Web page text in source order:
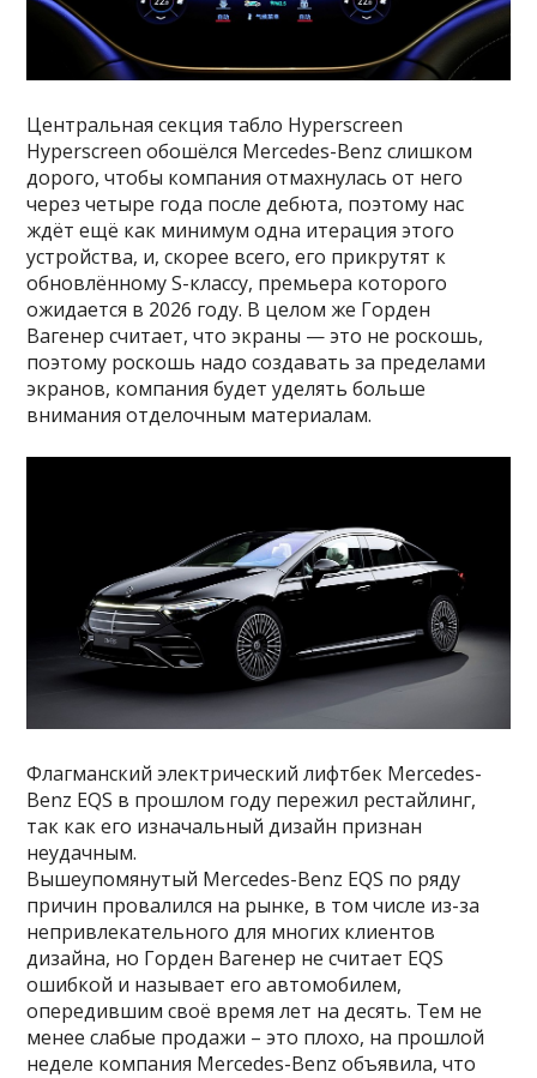
Центральная секция табло Hyperscreen
Hyperscreen обошёлся Mercedes-Benz слишком
дорого, чтобы компания отмахнулась от него
через четыре года после дебюта, поэтому нас
ждёт ещё как минимум одна итерация этого
устройства, и, скорее всего, его прикрутят к
обновлённому S-классу, премьера которого
ожидается в 2026 году. В целом же Горден
Вагенер считает, что экраны — это не роскошь,
поэтому роскошь надо создавать за пределами
экранов, компания будет уделять больше
внимания отделочным материалам.
Флагманский электрический лифтбек Mercedes-
Benz EQS в прошлом году пережил рестайлинг,
так как его изначальный дизайн признан
неудачным.
Вышеупомянутый Mercedes-Benz EQS по ряду
причин провалился на рынке, в том числе из-за
непривлекательного для многих клиентов
дизайна, но Горден Вагенер не считает EQS
ошибкой и называет его автомобилем,
опередившим своё время лет на десять. Тем не
менее слабые продажи – это плохо, на прошлой
неделе компания Mercedes-Benz объявила, что